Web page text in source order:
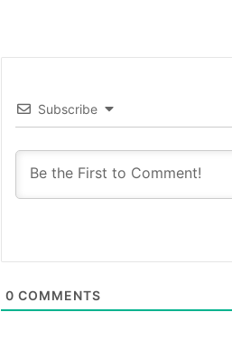
Subscribe
0 COMMENTS